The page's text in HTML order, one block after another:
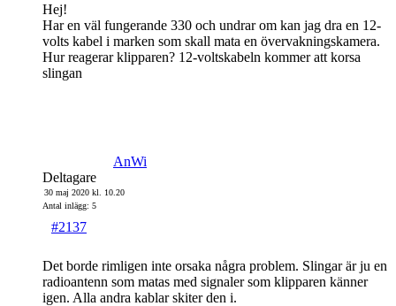
Hej!
Har en väl fungerande 330 och undrar om kan jag dra en 12-
volts kabel i marken som skall mata en övervakningskamera.
Hur reagerar klipparen? 12-voltskabeln kommer att korsa
slingan
AnWi
Deltagare
30 maj 2020 kl. 10.20
Antal inlägg: 5
#2137
Det borde rimligen inte orsaka några problem. Slingar är ju en
radioantenn som matas med signaler som klipparen känner
igen. Alla andra kablar skiter den i.